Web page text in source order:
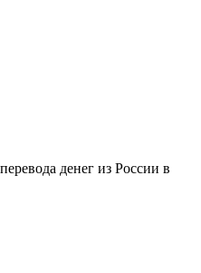
денег из России в